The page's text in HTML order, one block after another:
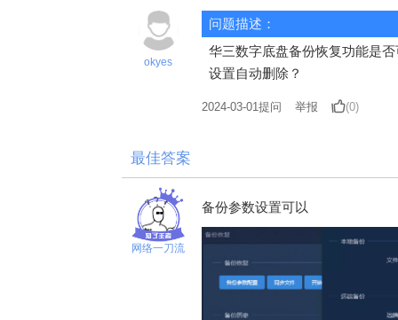
okyes
问题描述：
华三数字底盘备份恢复功能是
设置自动删除？
2024-03-01提问 举报 (0)
最佳答案
网络一刀流
备份参数设置可以